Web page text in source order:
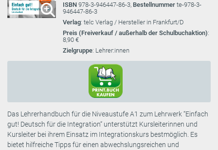
ISBN 978-3-946447-86-3, Bestellnummer te-978-3-
946447-86-3
Verlag: telc Verlag / Hersteller in Frankfurt/D
Preis (Freiverkauf / außerhalb der Schulbuchaktion):
8,90 €
Zielgruppe: Lehrer:innen
Das Lehrerhandbuch für die Niveaustufe A1 zum Lehrwerk “Einfach
gut! Deutsch für die Integration“ unterstützt Kursleiterinnen und
Kursleiter bei ihrem Einsatz im Integrationskurs bestmöglich. Es
bietet hilfreiche Tipps für einen abwechslungsreichen und